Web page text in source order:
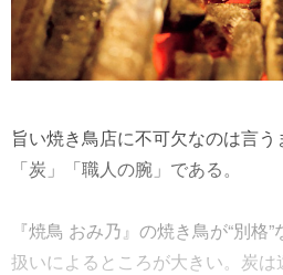
旨い焼き鳥店に不可欠なのは言う
「炭」「職人の腕」である。
『焼鳥 おみ乃』の焼き鳥が“別格
扱いによるところが大きい。炭は